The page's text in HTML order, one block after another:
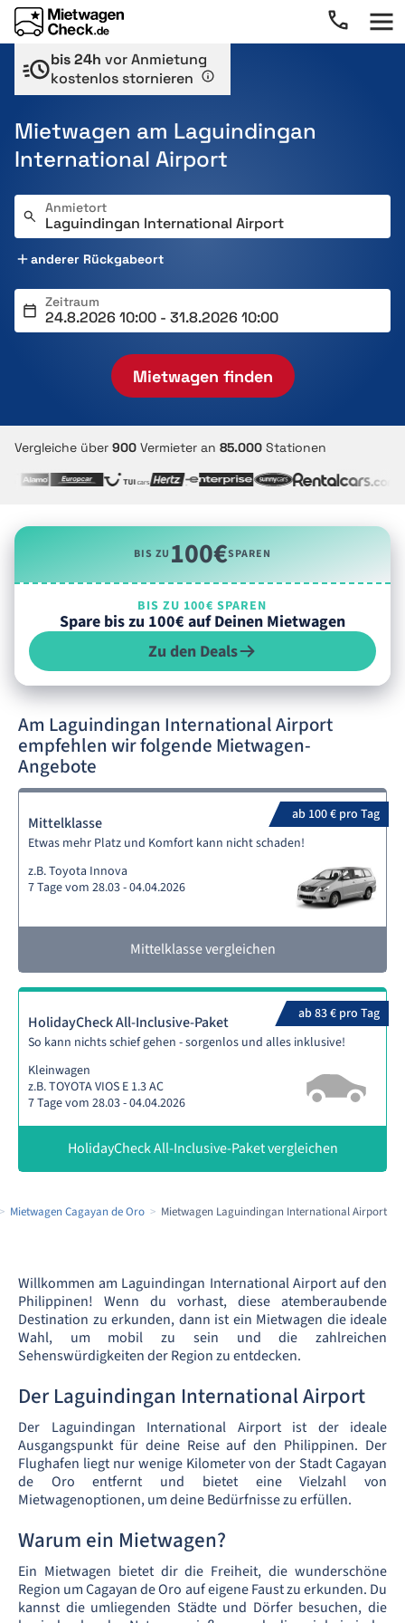
bis 24h vor Anmietung
kostenlos stornieren
Mietwagen am Laguindingan
International Airport
Anmietort
anderer Rückgabeort
Zeitraum
Mietwagen finden
Vergleiche über 900 Vermieter an 85.000 Stationen
BIS ZU100€SPAREN
BIS ZU 100€ SPAREN
Spare bis zu 100€ auf Deinen Mietwagen
Zu den Deals
Am Laguindingan International Airport
empfehlen wir folgende Mietwagen-
Angebote
ab 100 € pro Tag
Mittelklasse
Etwas mehr Platz und Komfort kann nicht schaden!
z.B. Toyota Innova
7 Tage vom 28.03 - 04.04.2026
Mittelklasse vergleichen
ab 83 € pro Tag
HolidayCheck All-Inclusive-Paket
So kann nichts schief gehen - sorgenlos und alles inklusive!
Kleinwagen
z.B. TOYOTA VIOS E 1.3 AC
7 Tage vom 28.03 - 04.04.2026
HolidayCheck All-Inclusive-Paket vergleichen
Mietwagen Cagayan de Oro Mietwagen Laguindingan International Airport
Willkommen am Laguindingan International Airport auf den
Philippinen! Wenn du vorhast, diese atemberaubende
Destination zu erkunden, dann ist ein Mietwagen die ideale
Wahl, um mobil zu sein und die zahlreichen
Sehenswürdigkeiten der Region zu entdecken.
Der Laguindingan International Airport
Der Laguindingan International Airport ist der ideale
Ausgangspunkt für deine Reise auf den Philippinen. Der
Flughafen liegt nur wenige Kilometer von der Stadt Cagayan
de Oro entfernt und bietet eine Vielzahl von
Mietwagenoptionen, um deine Bedürfnisse zu erfüllen.
Warum ein Mietwagen?
Ein Mietwagen bietet dir die Freiheit, die wunderschöne
Region um Cagayan de Oro auf eigene Faust zu erkunden. Du
kannst die umliegenden Städte und Dörfer besuchen, die